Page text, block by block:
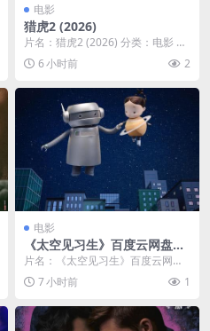
电影
猎虎2 (2026)
片名：猎虎2 (2026) 分类：电影 年
份：2026 详情介绍 夸克网盘 百
度...6 小时前 2
电影
《太空见习生》百度云网盘夸
克下载.阿里云盘.中字.(2025)
片名：《太空见习生》百度云网盘
夸克下载.阿里云盘.中字.(2025) 分
类：电影...
7 小时前 1